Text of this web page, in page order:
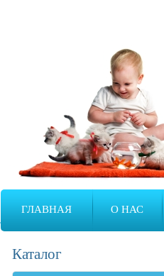
ГЛАВНАЯ О НАС
Каталог